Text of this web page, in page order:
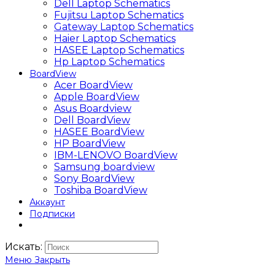
Dell Laptop Schematics
Fujitsu Laptop Schematics
Gateway Laptop Schematics
Haier Laptop Schematics
HASEE Laptop Schematics
Hp Laptop Schematics
BoardView
Acer BoardView
Apple BoardView
Asus Boardview
Dell BoardView
HASEE BoardView
HP BoardView
IBM-LENOVO BoardView
Samsung boardview
Sony BoardView
Toshiba BoardView
Аккаунт
Подписки
Искать:
Меню Закрыть